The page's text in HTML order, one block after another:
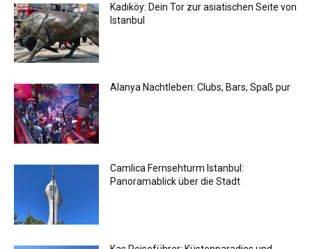
Kadıköy: Dein Tor zur asiatischen Seite von
Istanbul
Alanya Nachtleben: Clubs, Bars, Spaß pur
Camlica Fernsehturm Istanbul:
Panoramablick über die Stadt